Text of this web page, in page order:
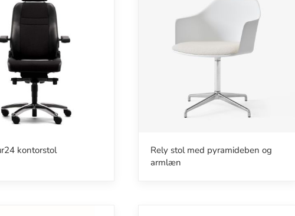
kontorstol
Rely stol med pyramideben og
armlæn